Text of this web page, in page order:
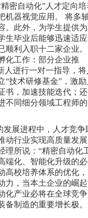
密自动化”人才定向培
机器视觉应用。 将多
。此外，为学生提供
生毕业后能够迅速适
顺利入职十二家企业
化工作：部分企业推
人进行一对一指导，将
“技术研修基金”，激励
书，加速技能迭代；
不同细分领域工程师
发展进程中，人才竞争
动行业实现高质量发
理所说：“精密自动化
端化、智能化升级的
高校培养体系的优化
力，当本土企业的崛
化产业必将在全球竞
备制造的重要增长极